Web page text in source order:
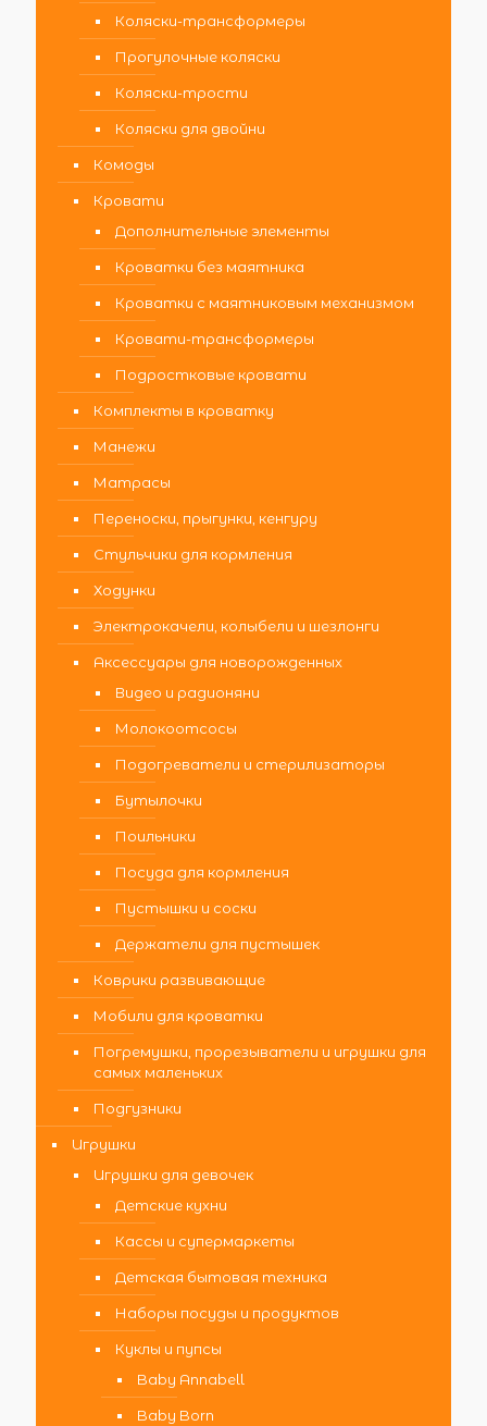
Коляски-трансформеры
Прогулочные коляски
Коляски-трости
Коляски для двойни
Комоды
Кровати
Дополнительные элементы
Кроватки без маятника
Кроватки с маятниковым механизмом
Кровати-трансформеры
Подростковые кровати
Комплекты в кроватку
Манежи
Матрасы
Переноски, прыгунки, кенгуру
Стульчики для кормления
Ходунки
Электрокачели, колыбели и шезлонги
Аксессуары для новорожденных
Видео и радионяни
Молокоотсосы
Подогреватели и стерилизаторы
Бутылочки
Поильники
Посуда для кормления
Пустышки и соски
Держатели для пустышек
Коврики развивающие
Мобили для кроватки
Погремушки, прорезыватели и игрушки для
самых маленьких
Подгузники
Игрушки
Игрушки для девочек
Детские кухни
Кассы и супермаркеты
Детская бытовая техника
Наборы посуды и продуктов
Куклы и пупсы
Baby Annabell
Baby Born